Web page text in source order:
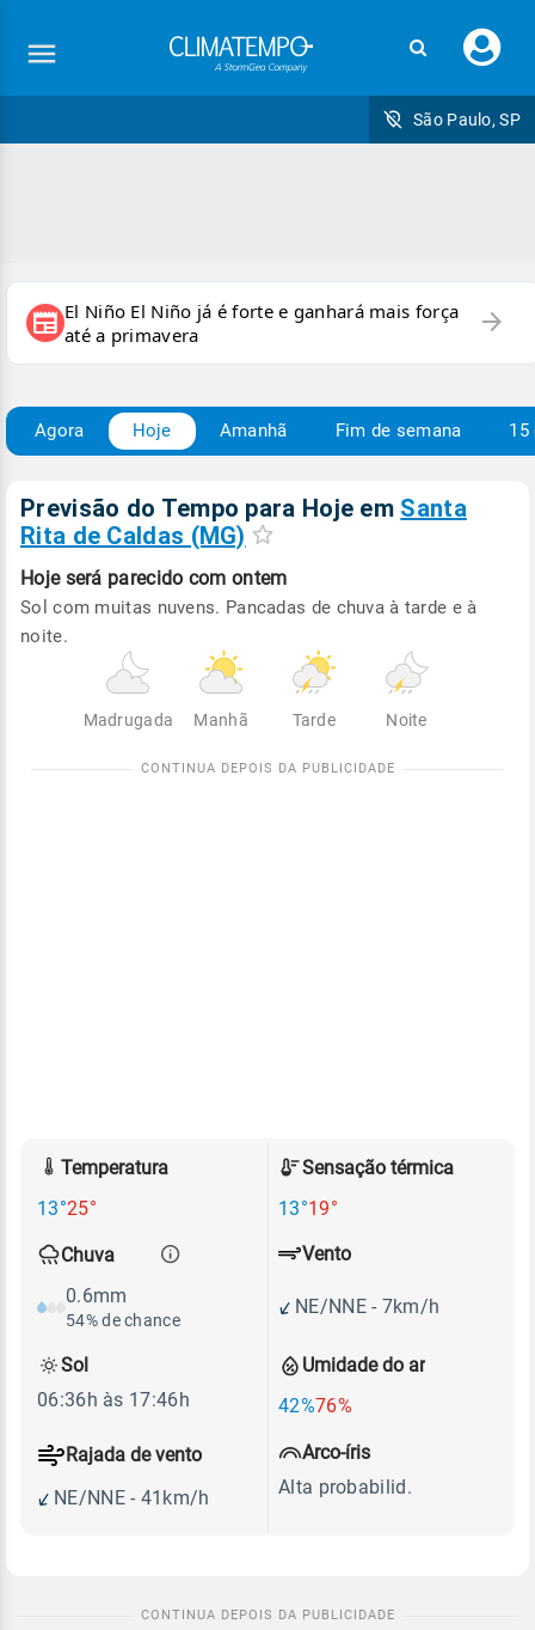
seu
São Paulo, SP
newspaper El Niño El Niño já é forte e ganhará mais força
até a primavera
arrow_forward
Agora Hoje Amanhã Fim de semana 15
Previsão do Tempo para Hoje em Santa
Rita de Caldas (MG)
Hoje será parecido com ontem
Sol com muitas nuvens. Pancadas de chuva à tarde e à
noite.
Madrugada Manhã Tarde Noite
Temperatura
13°25°
Sensação térmica
13°19°
Chuva
0.6mm
54% de chance
Umidade do ar
42%76%
Vento
NE/NNE - 7km/h
Rajada de vento
NE/NNE - 41km/h
Sol
06:36h às 17:46h
Arco-íris
Alta probabilid.